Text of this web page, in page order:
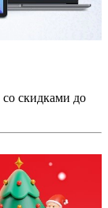
со скидками до